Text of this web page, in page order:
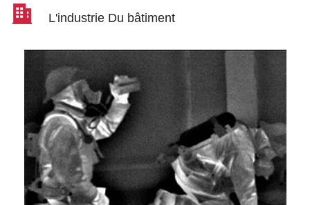
L'industrie Du bâtiment